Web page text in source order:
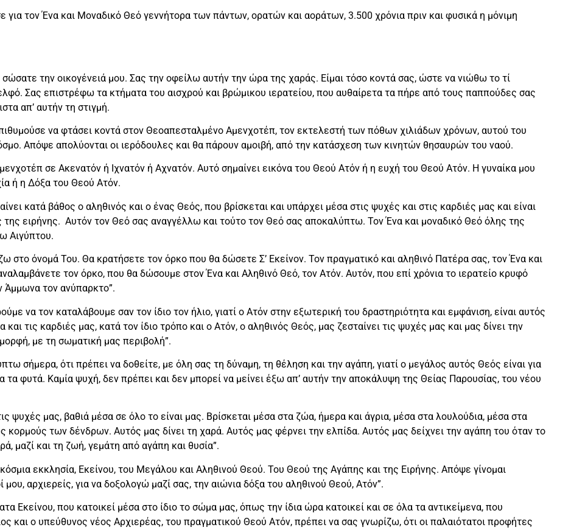
τον Ένα και Μοναδικό Θεό γεννήτορα των πάντων, ορατών και αοράτων, 3.500 χρόνια πριν και φυσικά η μόνιμη
την οικογένειά μου. Σας την οφείλω αυτήν την ώρα της χαράς. Είμαι τόσο κοντά σας, ώστε να νιώθω το τί
Σας επιστρέφω τα κτήματα του αισχρού και βρώμικου ιερατείου, που αυθαίρετα τα πήρε από τους παππούδες σας
απ’ αυτήν τη στιγμή.
να φτάσει κοντά στον Θεοαπεσταλμένο Αμενχοτέπ, τον εκτελεστή των πόθων χιλιάδων χρόνων, αυτού του
Απόψε απολύονται οι ιερόδουλες και θα πάρουν αμοιβή, από την κατάσχεση των κινητών θησαυρών του ναού.
σε Ακενατόν ή Ιχνατόν ή Αχνατόν. Αυτό σημαίνει εικόνα του Θεού Ατόν ή η ευχή του Θεού Ατόν. Η γυναίκα μου
ή η Δόξα του Θεού Ατόν.
κατά βάθος ο αληθινός και ο ένας Θεός, που βρίσκεται και υπάρχει μέσα στις ψυχές και στις καρδιές μας και είναι
ειρήνης. Αυτόν τον Θεό σας αναγγέλλω και τούτο τον Θεό σας αποκαλύπτω. Τον Ένα και μοναδικό Θεό όλης της
Αιγύπτου.
στο όνομά Του. Θα κρατήσετε τον όρκο που θα δώσετε Σ’ Εκείνον. Τον πραγματικό και αληθινό Πατέρα σας, τον Ένα και
τον όρκο, που θα δώσουμε στον Ένα και Αληθινό Θεό, τον Ατόν. Αυτόν, που επί χρόνια το ιερατείο κρυφό
Άμμωνα τον ανύπαρκτο”.
να τον καταλάβουμε σαν τον ίδιο τον ήλιο, γιατί ο Ατόν στην εξωτερική του δραστηριότητα και εμφάνιση, είναι αυτός
τις καρδιές μας, κατά τον ίδιο τρόπο και ο Ατόν, ο αληθινός Θεός, μας ζεσταίνει τις ψυχές μας και μας δίνει την
με τη σωματική μας περιβολή”.
σήμερα, ότι πρέπει να δοθείτε, με όλη σας τη δύναμη, τη θέληση και την αγάπη, γιατί ο μεγάλος αυτός Θεός είναι για
φυτά. Καμία ψυχή, δεν πρέπει και δεν μπορεί να μείνει έξω απ’ αυτήν την αποκάλυψη της Θείας Παρουσίας, του νέου
ψυχές μας, βαθιά μέσα σε όλο το είναι μας. Βρίσκεται μέσα στα ζώα, ήμερα και άγρια, μέσα στα λουλούδια, μέσα στα
κορμούς των δένδρων. Αυτός μας δίνει τη χαρά. Αυτός μας φέρνει την ελπίδα. Αυτός μας δείχνει την αγάπη του όταν το
μαζί και τη ζωή, γεμάτη από αγάπη και θυσία”.
εκκλησία, Εκείνου, του Μεγάλου και Αληθινού Θεού. Του Θεού της Αγάπης και της Ειρήνης. Απόψε γίνομαι
αρχιερείς, για να δοξολογώ μαζί σας, την αιώνια δόξα του αληθινού Θεού, Ατόν”.
που κατοικεί μέσα στο ίδιο το σώμα μας, όπως την ίδια ώρα κατοικεί και σε όλα τα αντικείμενα, που
και ο υπεύθυνος νέος Αρχιερέας, του πραγματικού Θεού Ατόν, πρέπει να σας γνωρίζω, ότι οι παλαιότατοι προφήτες